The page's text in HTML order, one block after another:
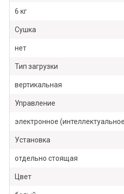
6 кг
Сушка
нет
Тип загрузки
вертикальная
Управление
электронное
Установка
отдельно стоящая
Цвет